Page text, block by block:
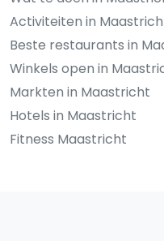
Activiteiten in
Beste restaurants in
Winkels open in
Markten in Maastricht
Hotels in Maastricht
Fitness Maastricht